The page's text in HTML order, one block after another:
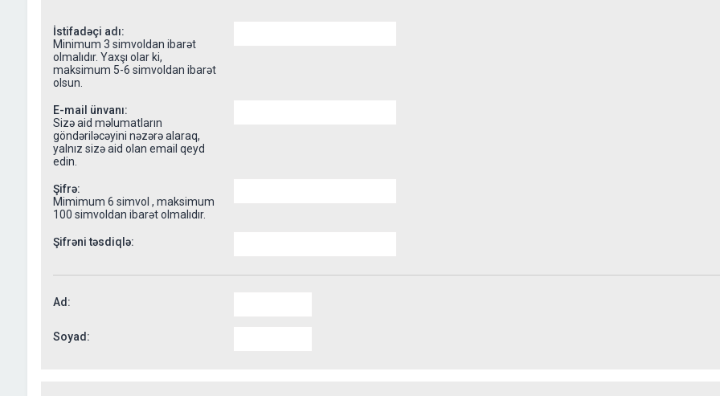
İstifadəçi adı:
Minimum 3 simvoldan ibarət
olmalıdır. Yaxşı olar ki,
maksimum 5-6 simvoldan ibarət
olsun.
E-mail ünvanı:
Sizə aid məlumatların
göndəriləcəyini nəzərə alaraq,
yalnız sizə aid olan email qeyd
edin.
Şifrə:
Mimimum 6 simvol , maksimum
100 simvoldan ibarət olmalıdır.
Şifrəni təsdiqlə:
Ad:
Soyad: